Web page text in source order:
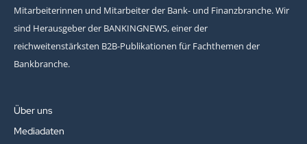
Mitarbeiterinnen und Mitarbeiter der Bank- und Finanzbranche. Wir
sind Herausgeber der BANKINGNEWS, einer der
reichweitenstärksten B2B-Publikationen für Fachthemen der
Bankbranche.
Über uns
Mediadaten